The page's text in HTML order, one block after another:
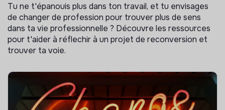
Tu ne t'épanouis plus dans ton travail, et tu envisages
de changer de profession pour trouver plus de sens
dans ta vie professionnelle ? Découvre les ressources
pour t'aider à réflechir à un projet de reconversion et
trouver ta voie.